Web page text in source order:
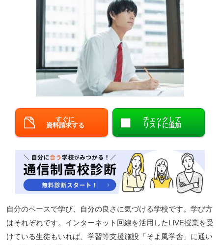
北海道・東北
北陸・甲信越
中国
九州・沖縄
閉じる
すぐに
資料請求する
チェックして
リストに追加
自分のペースで学び、自分の良さに気づける学校です。学び方
はそれぞれです。インターネット回線を活用したLIVE授業を受
けている生徒もいれば、学習等支援施設「そよ風学舎」に通い